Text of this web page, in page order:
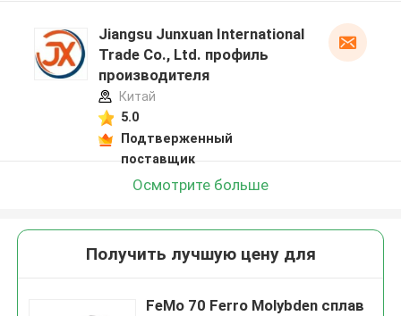
Jiangsu Junxuan International
Trade Co., Ltd. профиль
производителя
Китай
5.0
Подтверженный
поставщик
Осмотрите больше
Получить лучшую цену для
FeMo 70 Ferro Molybden сплав